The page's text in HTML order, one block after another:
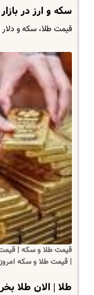
سکه و ارز در
قیمت طلا، سکه و
قیمت طلا و سکه |
| قیمت طلا و سکه امروز
طلا | الان طلا